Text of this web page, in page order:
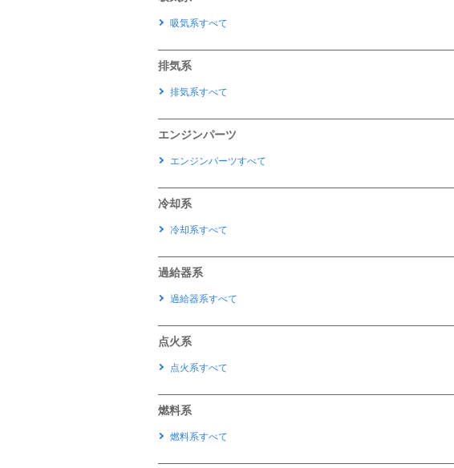
吸気系すべて
排気系
排気系すべて
エンジンパーツ
エンジンパーツすべて
冷却系
冷却系すべて
過給器系
過給器系すべて
点火系
点火系すべて
燃料系
燃料系すべて